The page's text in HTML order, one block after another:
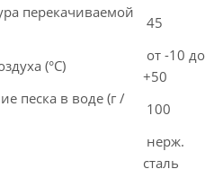
перекачиваемой
45
(°С)
от -10 до
+50
песка в воде (г /
100
нерж.
сталь